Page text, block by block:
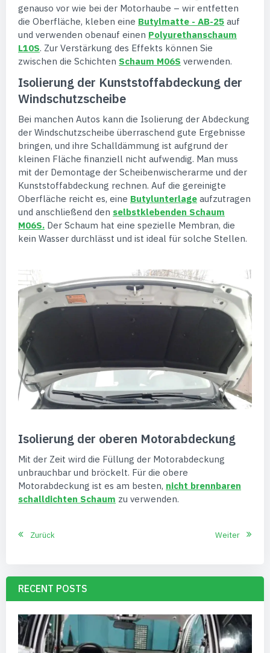
genauso vor wie bei der Motorhaube – wir entfetten
die Oberfläche, kleben eine Butylmatte - AB-25 auf
und verwenden obenauf einen Polyurethanschaum
L10S. Zur Verstärkung des Effekts können Sie
zwischen die Schichten Schaum M06S verwenden.
Isolierung der Kunststoffabdeckung der
Windschutzscheibe
Bei manchen Autos kann die Isolierung der Abdeckung
der Windschutzscheibe überraschend gute Ergebnisse
bringen, und ihre Schalldämmung ist aufgrund der
kleinen Fläche finanziell nicht aufwendig. Man muss
mit der Demontage der Scheibenwischerarme und der
Kunststoffabdeckung rechnen. Auf die gereinigte
Oberfläche reicht es, eine Butylunterlage aufzutragen
und anschließend den selbstklebenden Schaum
M06S. Der Schaum hat eine spezielle Membran, die
kein Wasser durchlässt und ist ideal für solche Stellen.
Isolierung der oberen Motorabdeckung
Mit der Zeit wird die Füllung der Motorabdeckung
unbrauchbar und bröckelt. Für die obere
Motorabdeckung ist es am besten, nicht brennbaren
schalldichten Schaum zu verwenden.
Zurück Weiter
RECENT POSTS